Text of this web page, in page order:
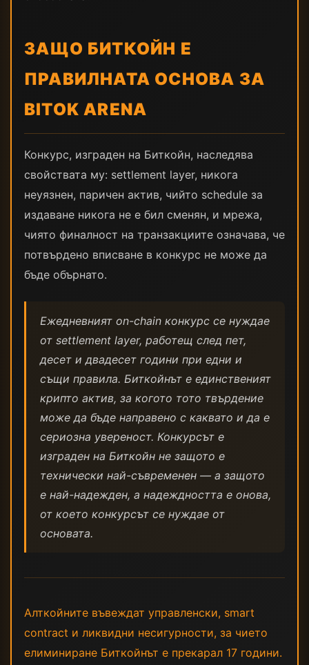
ЗАЩО БИТКОЙН Е
ПРАВИЛНАТА ОСНОВА ЗА
BITOK ARENA
Конкурс, изграден на Биткойн, наследява
свойствата му: settlement layer, никога
неуязнен, паричен актив, чийто schedule за
издаване никога не е бил сменян, и мрежа,
чиято финалност на транзакциите означава, че
потвърдено вписване в конкурс не може да
бъде обърнато.
Ежедневният on-chain конкурс се нуждае
от settlement layer, работещ след пет,
десет и двадесет години при едни и
същи правила. Биткойнът е единственият
крипто актив, за когото тото твърдение
може да бъде направено с каквато и да е
сериозна увереност. Конкурсът е
изграден на Биткойн не защото е
технически най-съвременен — а защото
е най-надежден, а надеждността е онова,
от което конкурсът се нуждае от
основата.
Алткойните въвеждат управленски, smart
contract и ликвидни несигурности, за чието
елиминиране Биткойнът е прекарал 17 години.